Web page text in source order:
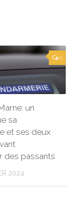
0
un
sa
et ses deux
des passants
2024